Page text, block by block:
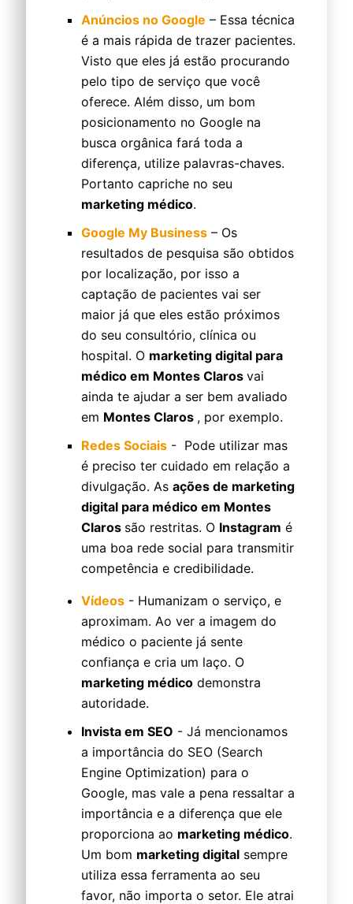
Anúncios no Google – Essa técnica
é a mais rápida de trazer pacientes.
Visto que eles já estão procurando
pelo tipo de serviço que você
oferece. Além disso, um bom
posicionamento no Google na
busca orgânica fará toda a
diferença, utilize palavras-chaves.
Portanto capriche no seu
marketing médico.
Google My Business – Os
resultados de pesquisa são obtidos
por localização, por isso a
captação de pacientes vai ser
maior já que eles estão próximos
do seu consultório, clínica ou
hospital. O marketing digital para
médico em Montes Claros vai
ainda te ajudar a ser bem avaliado
em Montes Claros , por exemplo.
Redes Sociais - Pode utilizar mas
é preciso ter cuidado em relação a
divulgação. As ações de marketing
digital para médico em Montes
Claros são restritas. O Instagram é
uma boa rede social para transmitir
competência e credibilidade.
Vídeos - Humanizam o serviço, e
aproximam. Ao ver a imagem do
médico o paciente já sente
confiança e cria um laço. O
marketing médico demonstra
autoridade.
Invista em SEO - Já mencionamos
a importância do SEO (Search
Engine Optimization) para o
Google, mas vale a pena ressaltar a
importância e a diferença que ele
proporciona ao marketing médico.
Um bom marketing digital sempre
utiliza essa ferramenta ao seu
favor, não importa o setor. Ele atrai